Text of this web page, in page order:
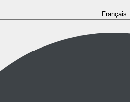
Français